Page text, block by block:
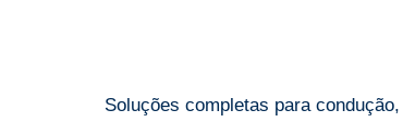
Soluções completas para